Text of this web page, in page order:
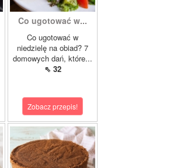
Co ugotować w...
Co ugotować w
niedzielę na obiad? 7
domowych dań, które...
⇖ 32
Zobacz przepis!